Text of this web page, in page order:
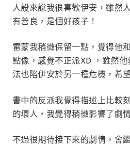
人設來說我很喜歡伊安，雖然
有善良，是個好孩子！
雷蒙我稍微保留一點，覺得他
點像，感覺不正派XD ，雖然
法也陷伊安於另一種危機，希
書中的反派我覺得描述上比較
的壞人，我覺得稍微影響了劇
不過很期待接下來的劇情，會